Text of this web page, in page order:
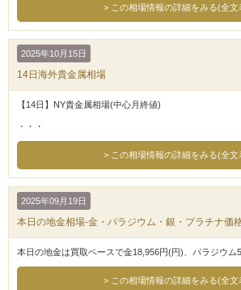
この相場情報の詳細をみる(全文
2025年10月15日
14日海外貴金属相場
【14日】NY貴金属相場(中心月終値)
・・・
この相場情報の詳細をみる(全文
2025年09月19日
本日の地金相場-金・パラジウム・銀・プラチナ価
本日の地金は買取ベースで金18,956円(円)、パラジウム
この相場情報の詳細をみる(全文